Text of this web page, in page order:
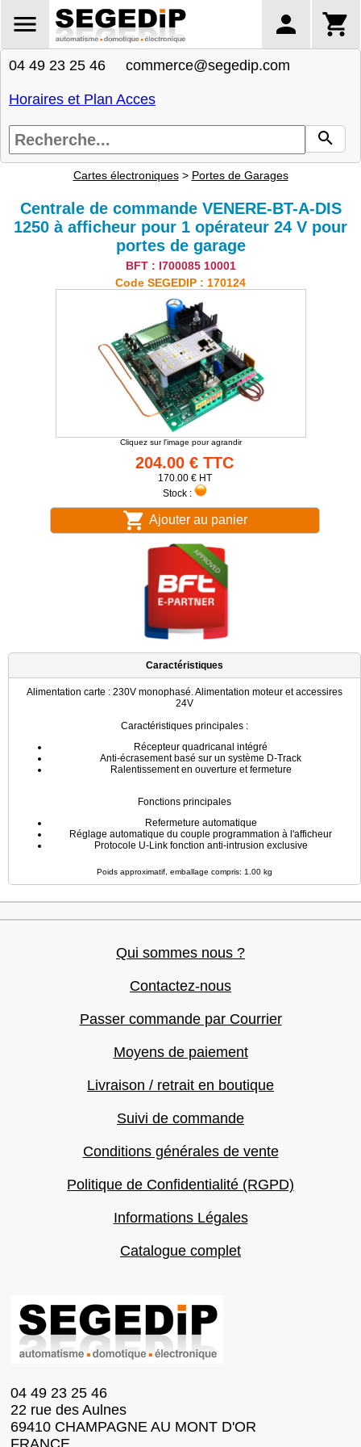
04 49 23 25 46 commerce@segedip.com
Horaires et Plan Acces
Cartes électroniques> Portes de Garages
Centrale de commande VENERE-BT-A-DIS
1250 à afficheur pour 1 opérateur 24 V pour
portes de garage
BFT : I700085 10001
Code SEGEDIP : 170124
Cliquez sur l'image pour agrandir
204.00 € TTC
170.00 € HT
Stock :
Ajouter au panier
Caractéristiques
Alimentation carte : 230V monophasé. Alimentation moteur et accessires
24V
Caractéristiques principales :
Récepteur quadricanal intégré
Anti-écrasement basé sur un système D-Track
Ralentissement en ouverture et fermeture
Fonctions principales
Refermeture automatique
Réglage automatique du couple programmation à l'afficheur
Protocole U-Link fonction anti-intrusion exclusive
Poids approximatif, emballage compris: 1.00 kg
Qui sommes nous ?
Contactez-nous
Passer commande par Courrier
Moyens de paiement
Livraison / retrait en boutique
Suivi de commande
Conditions générales de vente
Politique de Confidentialité (RGPD)
Informations Légales
Catalogue complet
04 49 23 25 46
22 rue des Aulnes
69410 CHAMPAGNE AU MONT D'OR
FRANCE